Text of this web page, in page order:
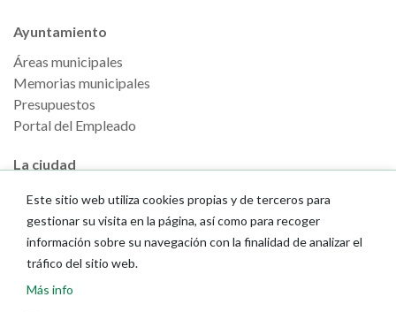
Ayuntamiento
Áreas municipales
Memorias municipales
Presupuestos
Portal del Empleado
La ciudad
Callejero
GeoPamplona
Direcciones de interés
Este sitio web utiliza cookies propias y de terceros para
gestionar su visita en la página, así como para recoger
información sobre su navegación con la finalidad de analizar el
tráfico del sitio web.
Más info